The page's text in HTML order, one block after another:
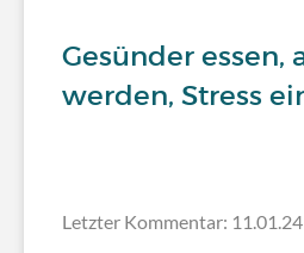
Gesünder essen,
werden, Stress
Letzter Kommentar: 11.01.24